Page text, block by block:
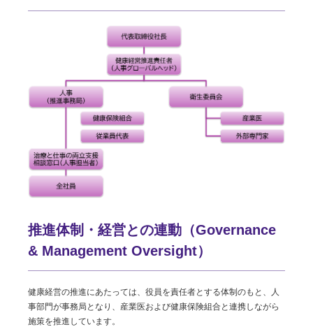
推進体制・経営との連動（Governance
& Management Oversight）
健康経営の推進にあたっては、役員を責任者とする体制のもと、人
事部門が事務局となり、産業医および健康保険組合と連携しながら
施策を推進しています。